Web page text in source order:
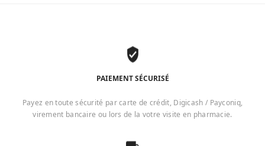
PAIEMENT SÉCURISÉ
Payez en toute sécurité par carte de crédit, Digicash / Payconiq,
virement bancaire ou lors de la votre visite en pharmacie.